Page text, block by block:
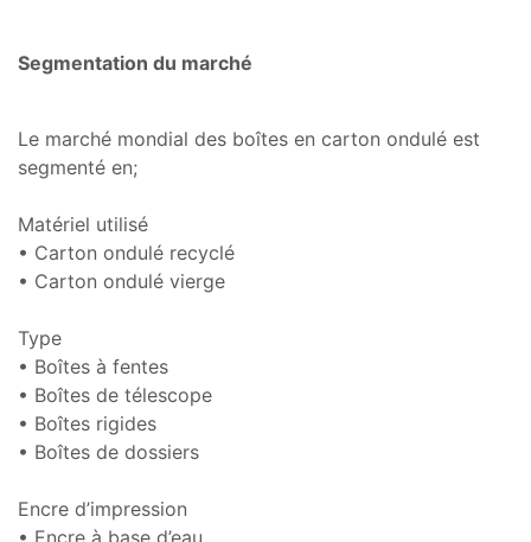
Segmentation du marché
Le marché mondial des boîtes en carton ondulé est
segmenté en;
Matériel utilisé
• Carton ondulé recyclé
• Carton ondulé vierge
Type
• Boîtes à fentes
• Boîtes de télescope
• Boîtes rigides
• Boîtes de dossiers
Encre d’impression
• Encre à base d’eau